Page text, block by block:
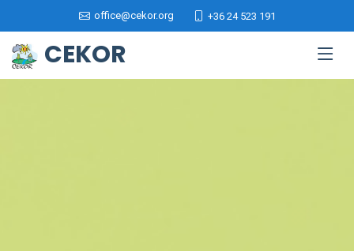
office@cekor.org +36 24 523 191
CEKOR